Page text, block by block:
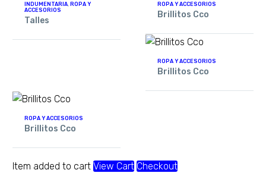
INDUMENTARIA ROPA Y
ACCESORIOS
Talles
ROPA Y ACCESORIOS
Brillitos Cco
ROPA Y ACCESORIOS
Brillitos Cco
ROPA Y ACCESORIOS
Brillitos Cco
Item added to cart View Cart Checkout